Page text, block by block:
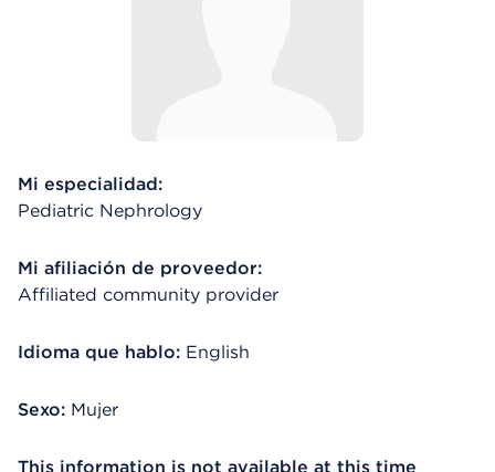
Mi especialidad:
Pediatric Nephrology
Mi afiliación de proveedor:
Affiliated community provider
Idioma que hablo: English
Sexo: Mujer
This information is not available at this time